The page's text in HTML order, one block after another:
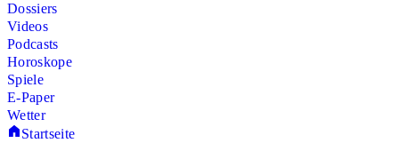
Dossiers
Videos
Podcasts
Horoskope
Spiele
E-Paper
Wetter
Startseite